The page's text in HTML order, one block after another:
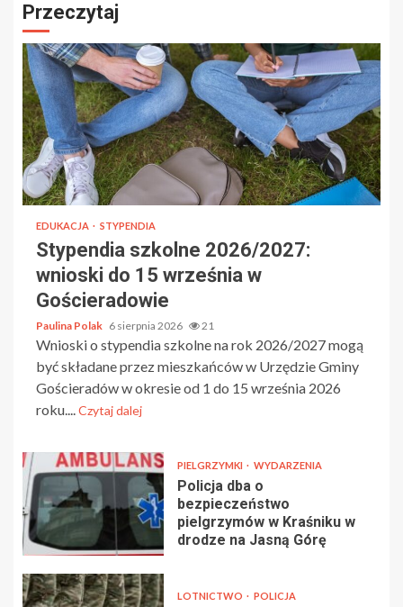
Przeczytaj
EDUKACJA STYPENDIA
Stypendia szkolne 2026/2027:
wnioski do 15 września w
Gościeradowie
Paulina Polak 6 sierpnia 2026 21
Wnioski o stypendia szkolne na rok 2026/2027 mogą
być składane przez mieszkańców w Urzędzie Gminy
Gościeradów w okresie od 1 do 15 września 2026
roku....Czytaj dalej
PIELGRZYMKI WYDARZENIA
Policja dba o
bezpieczeństwo
pielgrzymów w Kraśniku w
drodze na Jasną Górę
LOTNICTWO POLICJA